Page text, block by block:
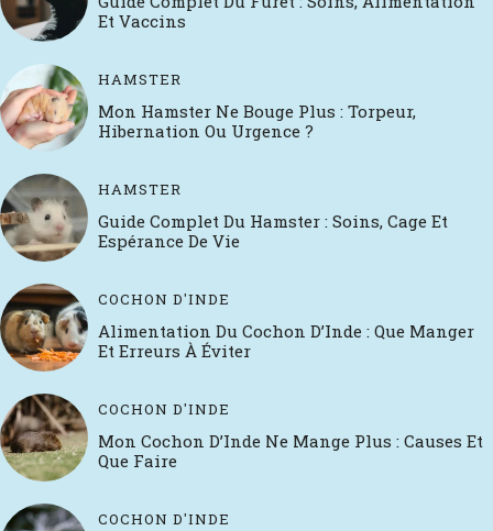
Et Vaccins
HAMSTER
Mon Hamster Ne Bouge Plus : Torpeur,
Hibernation Ou Urgence ?
HAMSTER
Guide Complet Du Hamster : Soins, Cage Et
Espérance De Vie
COCHON D'INDE
Alimentation Du Cochon D’Inde : Que Manger
Et Erreurs À Éviter
COCHON D'INDE
Mon Cochon D’Inde Ne Mange Plus : Causes Et
Que Faire
COCHON D'INDE